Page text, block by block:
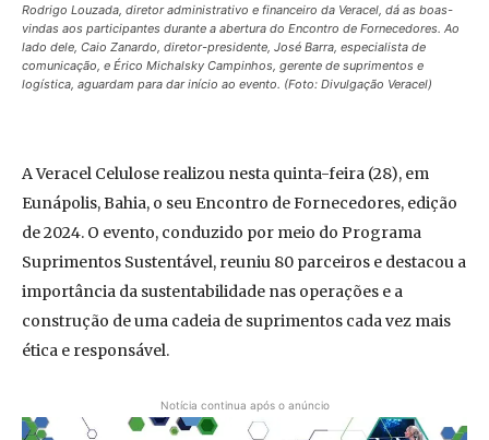
Rodrigo Louzada, diretor administrativo e financeiro da Veracel, dá as boas-
vindas aos participantes durante a abertura do Encontro de Fornecedores. Ao
lado dele, Caio Zanardo, diretor-presidente, José Barra, especialista de
comunicação, e Érico Michalsky Campinhos, gerente de suprimentos e
logística, aguardam para dar início ao evento. (Foto: Divulgação Veracel)
A Veracel Celulose realizou nesta quinta-feira (28), em
Eunápolis, Bahia, o seu Encontro de Fornecedores, edição
de 2024. O evento, conduzido por meio do Programa
Suprimentos Sustentável, reuniu 80 parceiros e destacou a
importância da sustentabilidade nas operações e a
construção de uma cadeia de suprimentos cada vez mais
ética e responsável.
Notícia continua após o anúncio